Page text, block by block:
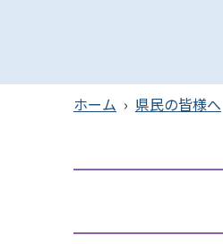
ホーム › 県民の皆様へ